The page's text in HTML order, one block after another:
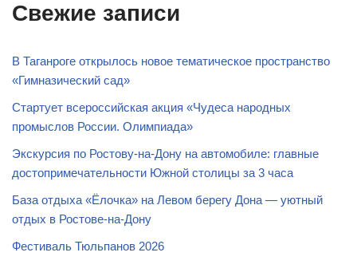
Свежие записи
В Таганроге открылось новое тематическое пространство
«Гимназический сад»
Стартует всероссийская акция «Чудеса народных
промыслов России. Олимпиада»
Экскурсия по Ростову-на-Дону на автомобиле: главные
достопримечательности Южной столицы за 3 часа
База отдыха «Ёлочка» на Левом берегу Дона — уютный
отдых в Ростове-на-Дону
Фестиваль Тюльпанов 2026